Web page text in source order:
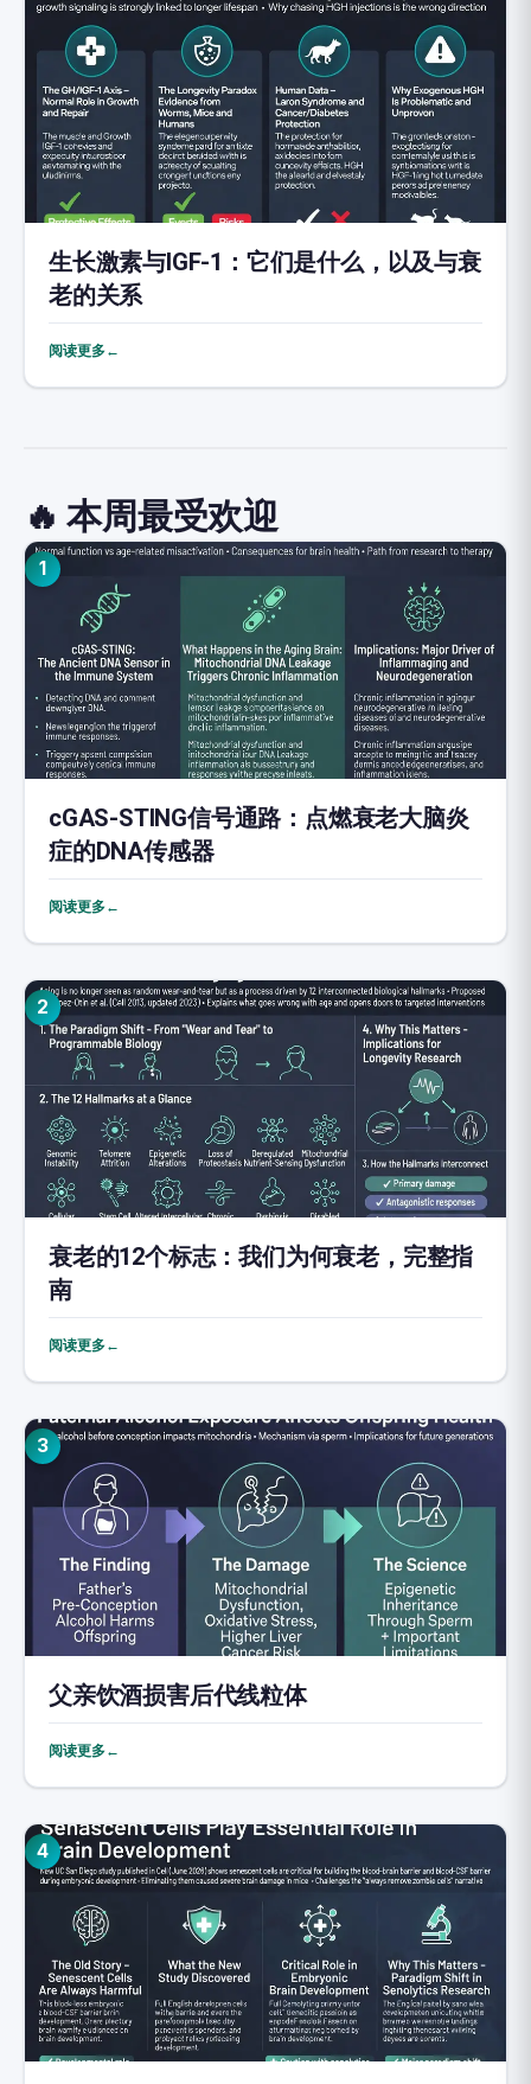
生长激素与IGF-1：它们是什么，以及与衰
老的关系
阅读更多←
🔥 本周最受欢迎
1
cGAS-STING信号通路：点燃衰老大脑炎
症的DNA传感器
阅读更多←
2
衰老的12个标志：我们为何衰老，完整指
南
阅读更多←
3
父亲饮酒损害后代线粒体
阅读更多←
4